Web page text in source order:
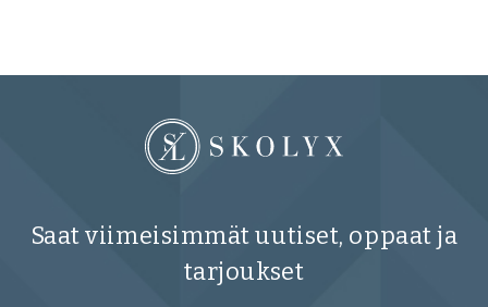
Saat viimeisimmät uutiset, oppaat ja
tarjoukset